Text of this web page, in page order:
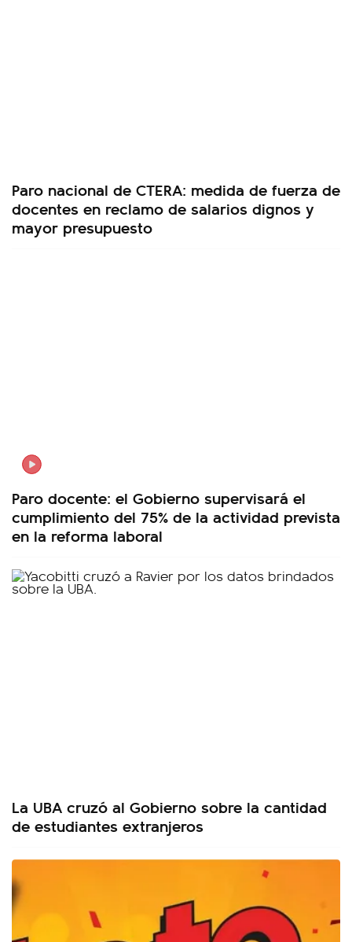
Paro nacional de CTERA: medida de fuerza de
docentes en reclamo de salarios dignos y
mayor presupuesto
Paro docente: el Gobierno supervisará el
cumplimiento del 75% de la actividad prevista
en la reforma laboral
La UBA cruzó al Gobierno sobre la cantidad
de estudiantes extranjeros